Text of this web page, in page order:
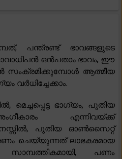
പന്ത്രണ്ട് ഭാവങ്ങളുടെ
ഒൻപതാം ഭാവം, ഈ
സംക്രമിക്കുമ്പോൾ ആത്മീയ
വർധിച്ചേക്കാം.
മെച്ചപ്പെട്ട ഭാഗ്യം, പുതിയ
എന്നിവയ്ക്ക്
പുതിയ ഓൺസൈറ്റ്
ചെയ്യുന്നത് ലാഭകരമായ
പണം